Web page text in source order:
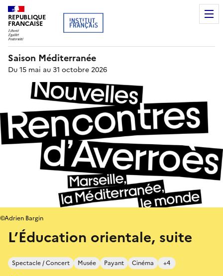
REPUBLIQUE
FRANCAISE
Saison Méditerranée
Du 15 mai au 31 octobre 2026
L’Éducation orientale, suite
Spectacle / Concert Musée Payant Cinéma +4
©Adrien Bargin